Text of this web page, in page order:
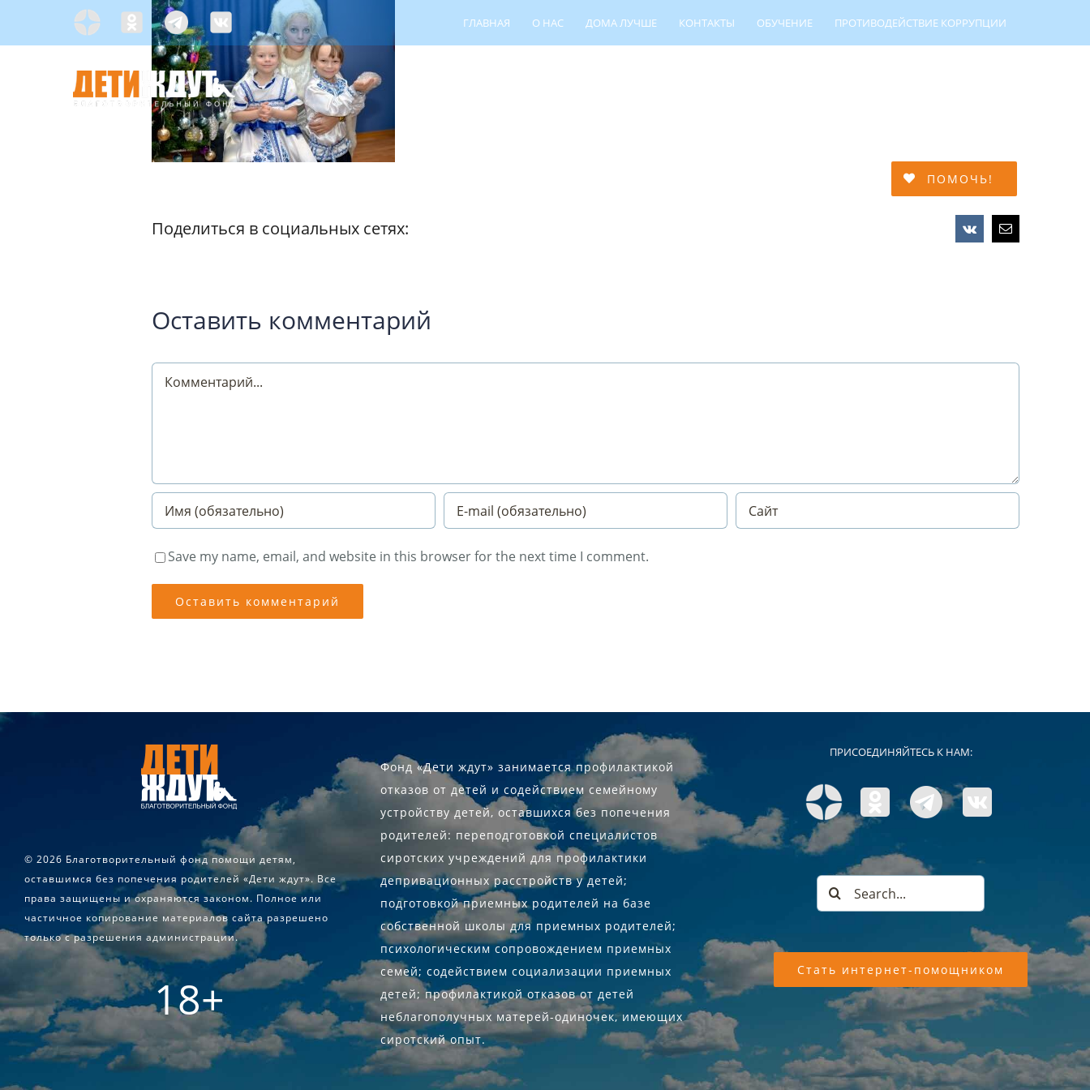
Яндекс
Дзен
Одноклассники
Telegramm
Custom ГЛАВНАЯ О НАС ДОМА ЛУЧШЕ КОНТАКТЫ ОБУЧЕНИЕ ПРОТИВОДЕЙСТВИЕ КОРРУПЦИИ
ПОМОЧЬ!
Поделиться в социальных сетях: Vk Email
Оставить комментарий
Comment
Save my name, email, and website in this browser for the next time I comment.
© 2026 Благотворительный фонд помощи детям,
оставшимся без попечения родителей «Дети ждут». Все
права защищены и охраняются законом. Полное или
частичное копирование материалов сайта разрешено
только с разрешения администрации.
18+
Фонд «Дети ждут» занимается профилактикой
отказов от детей и содействием семейному
устройству детей, оставшихся без попечения
родителей: переподготовкой специалистов
сиротских учреждений для профилактики
депривационных расстройств у детей;
подготовкой приемных родителей на базе
собственной школы для приемных родителей;
психологическим сопровождением приемных
семей; содействием социализации приемных
детей; профилактикой отказов от детей
неблагополучных матерей-одиночек, имеющих
сиротский опыт.
ПРИСОЕДИНЯЙТЕСЬ К НАМ:
Search
for:
Стать интернет-помощником